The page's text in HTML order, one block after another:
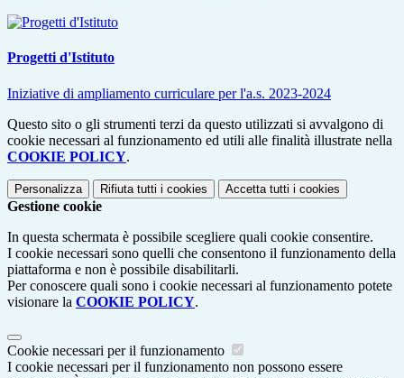
Progetti d'Istituto
Iniziative di ampliamento curriculare per l'a.s. 2023-2024
Questo sito o gli strumenti terzi da questo utilizzati si avvalgono di
cookie necessari al funzionamento ed utili alle finalità illustrate nella
COOKIE POLICY.
Personalizza Rifiuta tutti i cookies Accetta tutti i cookies
Gestione cookie
In questa schermata è possibile scegliere quali cookie consentire.
I cookie necessari sono quelli che consentono il funzionamento della
piattaforma e non è possibile disabilitarli.
Per conoscere quali sono i cookie necessari al funzionamento potete
visionare la COOKIE POLICY.
Cookie necessari per il funzionamento
I cookie necessari per il funzionamento non possono essere